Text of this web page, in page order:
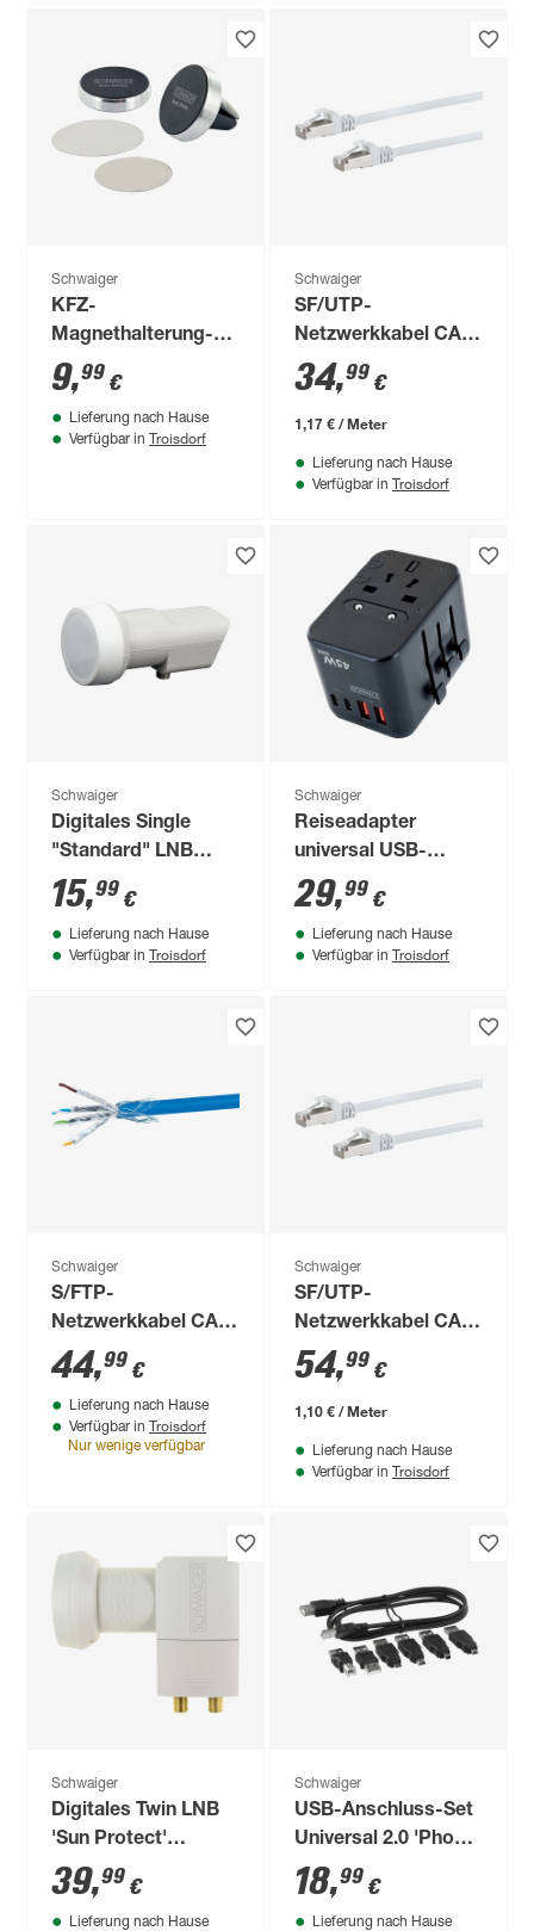
Schwaiger
KFZ-
Magnethalterung-
Set 5-teilig
9,99 €
Lieferung nach Hause
Verfügbar in Troisdorf
Schwaiger
SF/UTP-
Netzwerkkabel CAT
6 weiß, 30 m
34,99 €
1,17 € / Meter
Lieferung nach Hause
Verfügbar in Troisdorf
Schwaiger
Digitales Single
"Standard" LNB
HDTV
15,99 €
Lieferung nach Hause
Verfügbar in Troisdorf
Schwaiger
Reiseadapter
universal USB-
C/USB-A schwarz
29,99 €
Lieferung nach Hause
Verfügbar in Troisdorf
Schwaiger
S/FTP-
Netzwerkkabel CAT
8.1 blau 25 m
44,99 €
Lieferung nach Hause
Verfügbar in Troisdorf
Nur wenige verfügbar
Schwaiger
SF/UTP-
Netzwerkkabel CAT
6 weiß, 50 m
54,99 €
1,10 € / Meter
Lieferung nach Hause
Verfügbar in Troisdorf
Schwaiger
Digitales Twin LNB
'Sun Protect'
hellgrau
39,99 €
Lieferung nach Hause
Schwaiger
USB-Anschluss-Set
Universal 2.0 'Phone
& Computer'
Professional 7-tlg.
18,99 €
Lieferung nach Hause